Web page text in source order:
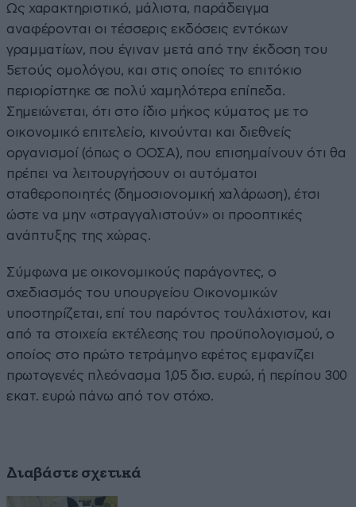
Ως χαρακτηριστικό, μάλιστα, παράδειγμα
αναφέρονται οι τέσσερις εκδόσεις εντόκων
γραμματίων, που έγιναν μετά από την έκδοση του
5ετούς ομολόγου, και στις οποίες το επιτόκιο
περιορίστηκε σε πολύ χαμηλότερα επίπεδα.
Σημειώνεται, ότι στο ίδιο μήκος κύματος με το
οικονομικό επιτελείο, κινούνται και διεθνείς
οργανισμοί (όπως ο ΟΟΣΑ), που επισημαίνουν ότι θα
πρέπει να λειτουργήσουν οι αυτόματοι
σταθεροποιητές (δημοσιονομική χαλάρωση), έτσι
ώστε να μην «στραγγαλιστούν» οι προοπτικές
ανάπτυξης της χώρας.
Σύμφωνα με οικονομικούς παράγοντες, ο
σχεδιασμός του υπουργείου Οικονομικών
υποστηρίζεται, επί του παρόντος τουλάχιστον, και
από τα στοιχεία εκτέλεσης του προϋπολογισμού, ο
οποίος στο πρώτο τετράμηνο εφέτος εμφανίζει
πρωτογενές πλεόνασμα 1,05 δισ. ευρώ, ή περίπου 300
εκατ. ευρώ πάνω από τον στόχο.
Διαβάστε σχετικά